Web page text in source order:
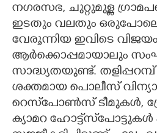
നഗരസഭ, ചുറ്റുമുള്ള
ഇടതും വലതും
വേരൂന്നിയ ഇവിടെ വിജയം
ആർക്കൊപ്പമായാലും
സാദ്ധ്യതയുണ്ട്.
ശക്തമായ പൊലീസ്
റെസ്‌പോൺസ് ടീമുകൾ,
ക്യാമറ ഹോട്ട്‌സ്‌പോട്ടുകൾ